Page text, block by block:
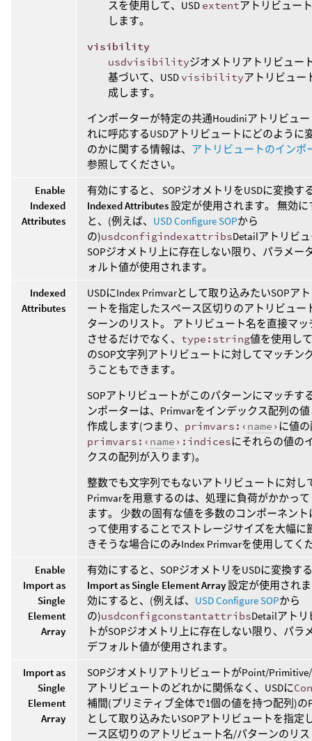
スを使用して、USD extentアトリビュー
します。
visibility
usdvisibilityジオメトリアトリビュー
基づいて、USD visibilityアトリビュー
成します。
インポーターが特定の共通Houdiniアトリビュ
れに呼応するUSDアトリビュートにどのように
のかに関する情報は、 アトリビュートのインポ
参照してください。
Enable
Indexed
Attributes
有効にすると、 SOPジオメトリをUSDに変換す
Indexed Attributes設定が使用されます。 無効に
と、(例えば、 USD Configure SOPから
の)usdconfigindexattribsDetailアトリビ
SOPジオメトリ上に存在しない限り、パラメー
ォルト値が使用されます。
Indexed
Attributes
USDにIndex Primvarとして取り込みたいSOPア
ートを指定したスペース区切りのアトリビュー
ターンのリスト。 アトリビュート名を直接マッ
させるだけでなく、 type:string値を使用し
のSOP文字列アトリビュートに対してマッチン
うこともできます。
SOPアトリビュートがこのパターンにマッチす
ンポーターは、Primvarをインデックス配列の
作成します(つまり、 primvars:‹ name › に値
primvars:‹ name ›:indicesにそれらの値の
クスの配列が入ります)。
整数でも文字列でもないアトリビュートに対し
Primvarを用意するのは、処理に負荷がかかっ
ます。 少数の固有な値を多数のコンポーネント
って使用することでストレージサイズを大幅に
きそうな場合にのみIndex Primvarを使用してく
Enable
Import as
Single
Element
Array
有効にすると、SOPジオメトリをUSDに変換す
Import as Single Element Array設定が使用され
効にすると、(例えば、 USD Configure SOPから
の)usdconfigconstantattribsDetailアトリ
トがSOPジオメトリ上に存在しない限り、パラ
デフォルト値が使用されます。
Import as
Single
Element
Array
SOPジオメトリアトリビュートがPoint/
アトリビュートのどれかに関係なく、USDに
補間(プリミティブ全体で1個の値を持つ配列)の
として取り込みたいSOPアトリビュートを指定
ース区切りのアトリビュート名/パターンのリ